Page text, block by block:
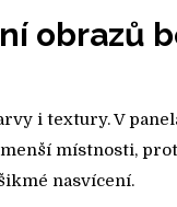
obrazů
i textury. V
místnosti,
nasvícení.